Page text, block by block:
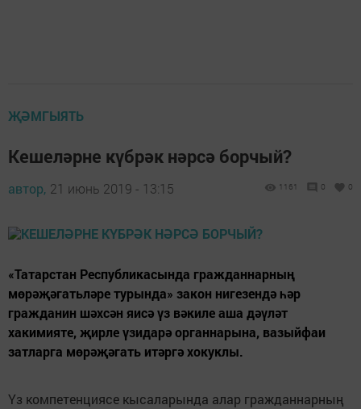
ҖӘМГЫЯТЬ
Кешеләрне күбрәк нәрсә борчый?
автор, 21 июнь 2019 - 13:15 1161 0 0
«Татарстан Республикасында гражданнарның
мөрәҗәгатьләре турында» закон нигезендә һәр
гражданин шәхсән яисә үз вәкиле аша дәүләт
хакимияте, җирле үзидарә органнарына, вазыйфаи
затларга мөрәҗәгать итәргә хокуклы.
Үз компетенциясе кысаларында алар гражданнарның